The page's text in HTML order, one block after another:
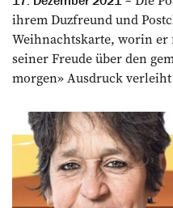
ihrem Duzfreund und
Weihnachtskarte, worin er
seiner Freude über den
morgen» Ausdruck